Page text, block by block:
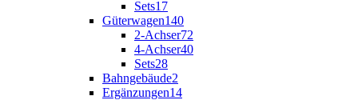
Sets17
Güterwagen140
2-Achser72
4-Achser40
Sets28
Bahngebäude2
Ergänzungen14